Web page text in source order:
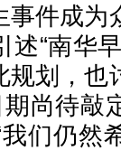
件成为
“南华
划，也
尚待敲
们仍然